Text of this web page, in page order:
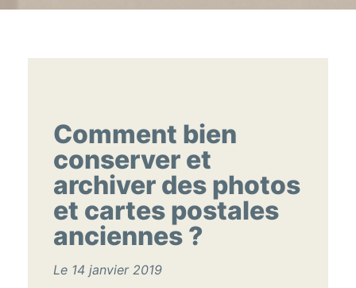
Comment bien
conserver et
archiver des photos
et cartes postales
anciennes ?
Le 14 janvier 2019